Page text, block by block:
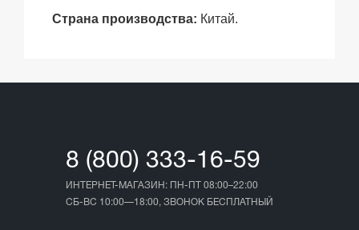
Страна производства: Китай.
8 (800) 333-16-59
ИНТЕРНЕТ-МАГАЗИН: ПН-ПТ 08:00–22:00
СБ-ВС 10:00—18:00, ЗВОНОК БЕСПЛАТНЫЙ